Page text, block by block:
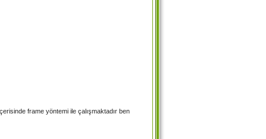
frame yöntemi ile çalışmaktadır ben